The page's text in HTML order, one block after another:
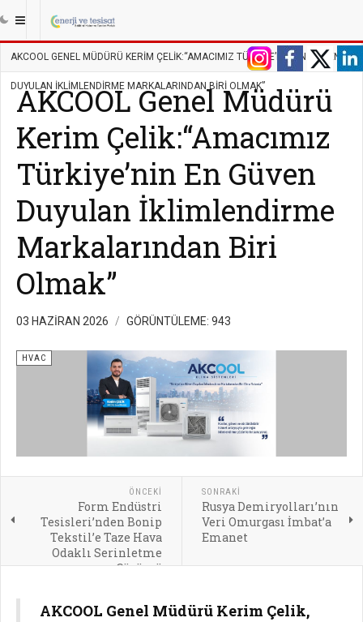
||| ANASAYFA TESISAT
AKCOOL GENEL MÜDÜRÜ KERIM ÇELIK:“AMACIMIZ TÜRKIYE’NIN EN GÜVEN
DUYULAN İKLIMLENDIRME MARKALARINDAN BIRI OLMAK”
AKCOOL Genel Müdürü
Kerim Çelik:“Amacımız
Türkiye’nin En Güven
Duyulan İklimlendirme
Markalarından Biri
Olmak”
03 HAZIRAN 2026 GÖRÜNTÜLEME: 943
HVAC
ÖNCEKI
Form Endüstri
Tesisleri’nden Bonip
Tekstil’e Taze Hava
Odaklı Serinletme
Çözümü
SONRAKI
Rusya Demiryolları’nın
Veri Omurgası İmbat’a
Emanet
AKCOOL Genel Müdürü Kerim Çelik,